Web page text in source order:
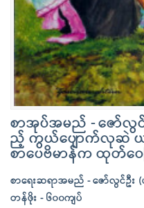
စာအုပ်အမည် - ဇော်လွ
ည့် ကွယ်ပျောက်လုဆဲ
စာပေဗိမာန်က ထုတ်ဝေဖ
စာရေးဆရာအမည် - ဇော်လွင်ဦး
တန်ဖိုး - ၆၀၀ကျပ်